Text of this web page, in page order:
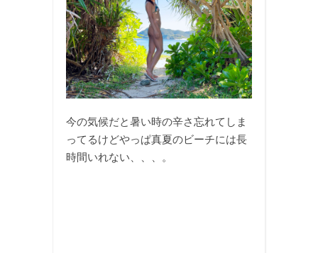
今の気候だと暑い時の辛さ忘れてしま
ってるけどやっぱ真夏のビーチには長
時間いれない、、、。